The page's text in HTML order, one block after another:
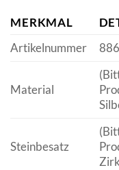
MERKMAL
Artikelnummer
Material
Steinbesatz